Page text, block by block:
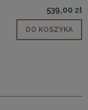
539,00 zł
DO KOSZYKA